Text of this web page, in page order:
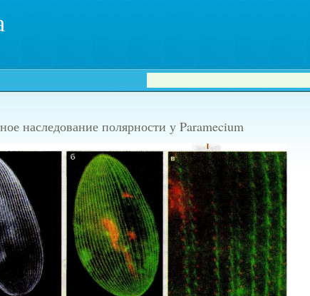
наследование полярности у Paramecium